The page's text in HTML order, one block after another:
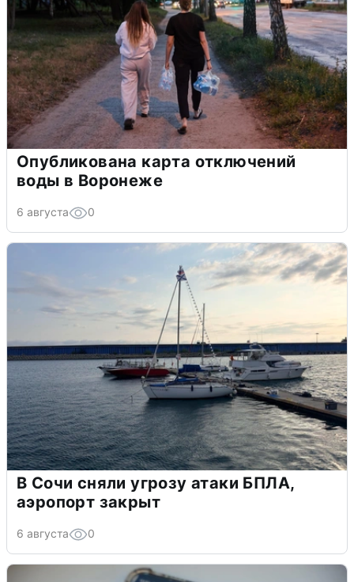
Опубликована карта отключений
воды в Воронеже
6 августа 0
В Сочи сняли угрозу атаки БПЛА,
аэропорт закрыт
6 августа 0